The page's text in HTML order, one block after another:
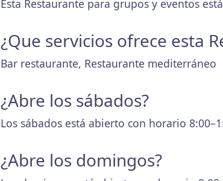
Esta Restaurante para grupos y eventos
¿Que servicios ofrece esta
Bar restaurante, Restaurante mediterráneo
¿Abre los sábados?
Los sábados está abierto con horario
¿Abre los domingos?